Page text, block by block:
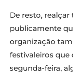
De resto,
publicamente
organização
festivaleiros que
segunda-feira,